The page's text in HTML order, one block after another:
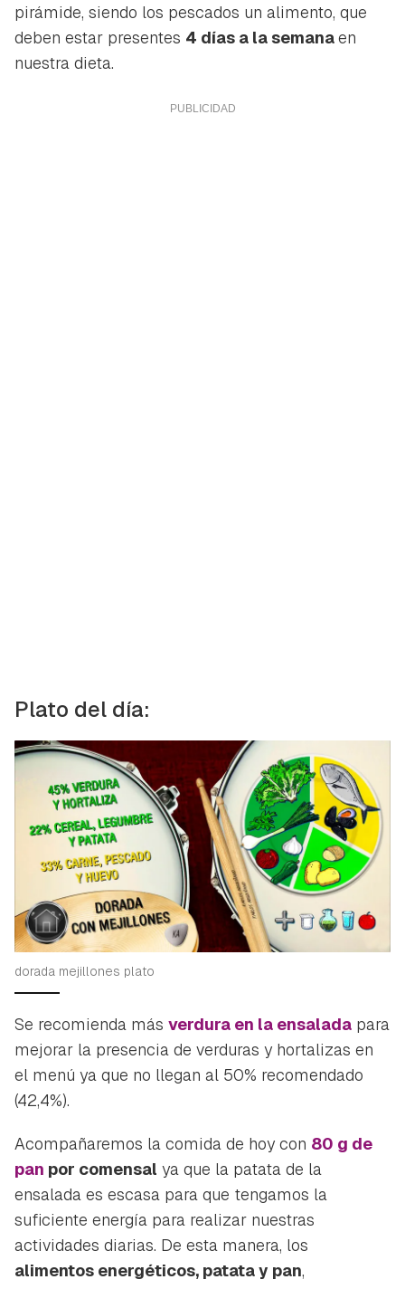
pirámide, siendo los pescados un alimento, que
deben estar presentes 4 días a la semanaen
nuestra dieta.
Plato del día:
dorada mejillones plato
Se recomienda más verdura en la ensalada para
mejorar la presencia de verduras y hortalizas en
el menú ya que no llegan al 50% recomendado
(42,4%).
Acompañaremos la comida de hoy con 80 g de
pan por comensal ya que la patata de la
ensalada es escasa para que tengamos la
suficiente energía para realizar nuestras
actividades diarias. De esta manera, los
alimentos energéticos, patata y pan,